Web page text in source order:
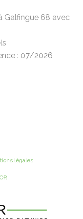
Galfingue 68 avec
: 07/2026
légales